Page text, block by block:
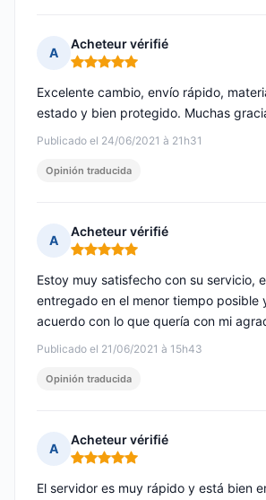
A
Acheteur vérifié
Nota: 5 de 5
Publicado el 24/06/2021 à 21h31
Excelente cambio, envío rápido,
estado y bien protegido. Muchas
Opinión traducida
A
Acheteur vérifié
Nota: 5 de 5
Publicado el 21/06/2021 à 15h43
Estoy muy satisfecho con su servicio,
entregado en el menor tiempo posible
acuerdo con lo que quería con mi
Opinión traducida
A
Acheteur vérifié
Nota: 5 de 5
El servidor es muy rápido y está bien